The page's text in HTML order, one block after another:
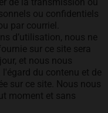
ou confidentiels
par courriel.
d’utilisation, nous ne
sur ce site sera
et nous nous
du contenu et de
sur ce site. Nous nous
moment et sans